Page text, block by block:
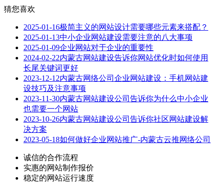
猜您喜欢
2025-01-16极简主义的网站设计需要哪些元素来搭配？
2025-01-13中小企业网站建设需要注意的八大事项
2025-01-09企业网站对于企业的重要性
2024-02-22内蒙古网站建设告诉你网站优化时如何使用
长尾关键词更好
2023-12-12内蒙古网络公司企业网站建设：手机网站建
设技巧及注意事项
2023-11-30内蒙古网站建设公司告诉你为什么中小企业
也需要一个网站
2023-10-26内蒙古网站建设公司告诉你社区网站建设解
决方案
2023-05-18如何做好企业网站推广-内蒙古云推网络公司
诚信的合作流程
实惠的网站制作报价
稳定的网站运行速度